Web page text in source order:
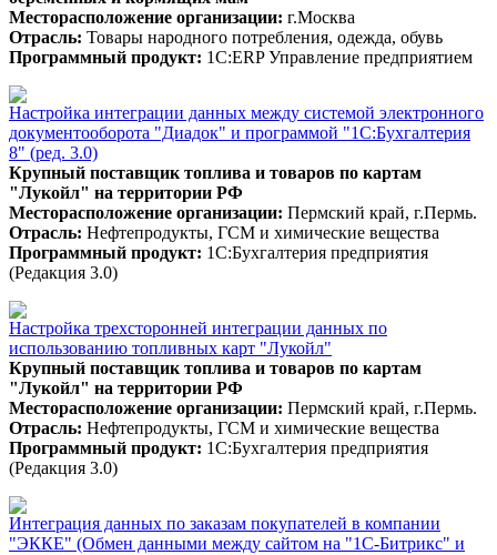
Месторасположение организации: г.Москва
Отрасль: Товары народного потребления, одежда, обувь
Программный продукт: 1С:ERP Управление предприятием
Настройка интеграции данных между системой электронного
документооборота "Диадок" и программой "1С:Бухгалтерия
8" (ред. 3.0)
Крупный поставщик топлива и товаров по картам
"Лукойл" на территории РФ
Месторасположение организации: Пермский край, г.Пермь.
Отрасль: Нефтепродукты, ГСМ и химические вещества
Программный продукт: 1С:Бухгалтерия предприятия
(Редакция 3.0)
Настройка трехсторонней интеграции данных по
использованию топливных карт "Лукойл"
Крупный поставщик топлива и товаров по картам
"Лукойл" на территории РФ
Месторасположение организации: Пермский край, г.Пермь.
Отрасль: Нефтепродукты, ГСМ и химические вещества
Программный продукт: 1С:Бухгалтерия предприятия
(Редакция 3.0)
Интеграция данных по заказам покупателей в компании
"ЭККЕ" (Обмен данными между сайтом на "1С-Битрикс" и